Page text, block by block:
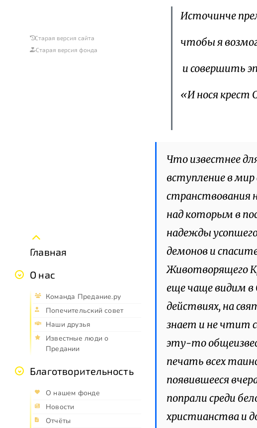
Старая версия сайта
Старая версия фонда
Главная
О нас
Команда Предание.ру
Попечительский совет
Наши друзья
Известные люди о
Предании
Благотворительность
О нашем фонде
Новости
Отчёты
Источинче
чтобы я
и совершить
«И нося крест
Что известнее
вступление в
странствования
над которым в
надежды
демонов и
Животворящего
еще чаще видим в
действиях, на
знает и не чтит
эту-то
печать всех
появившееся
попрали среди
христианства и